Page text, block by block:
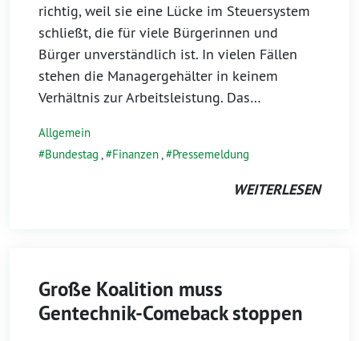
richtig, weil sie eine Lücke im Steuersystem
schließt, die für viele Bürgerinnen und
Bürger unverständlich ist. In vielen Fällen
stehen die Managergehälter in keinem
Verhältnis zur Arbeitsleistung. Das…
Allgemein
Bundestag , Finanzen, Pressemeldung
WEITERLESEN
Große Koalition muss
Gentechnik-Comeback stoppen